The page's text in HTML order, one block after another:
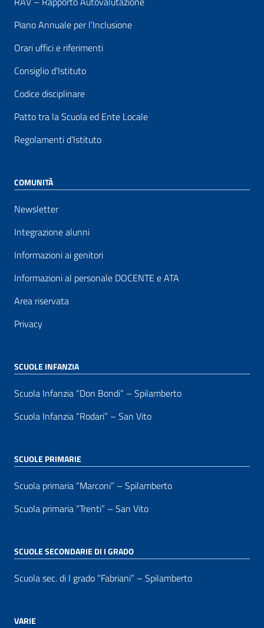
Piano Annuale per l’Inclusione
Orari uffici e riferimenti
Consiglio d’Istituto
Codice disciplinare
Patto tra la Scuola ed Ente Locale
Regolamenti d’Istituto
COMUNITÀ
Newsletter
Integrazione alunni
Informazioni ai genitori
Informazioni al personale DOCENTE e ATA
Area riservata
Privacy
SCUOLE INFANZIA
Scuola Infanzia “Don Bondi” – Spilamberto
Scuola Infanzia “Rodari” – San Vito
SCUOLE PRIMARIE
Scuola primaria “Marconi” – Spilamberto
Scuola primaria “Trenti” – San Vito
SCUOLE SECONDARIE DI I GRADO
Scuola sec. di I grado “Fabriani” – Spilamberto
VARIE